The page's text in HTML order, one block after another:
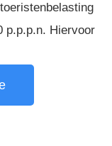
p.p.p.n. Hiervoor